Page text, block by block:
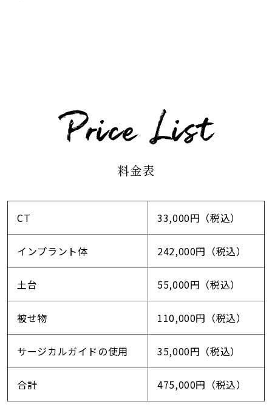
Price List
料金表
CT 33,000円（税込）
インプラント体 242,000円（税込）
土台 55,000円（税込）
被せ物 110,000円（税込）
サージカルガイドの使用 35,000円（税込）
合計 475,000円（税込）